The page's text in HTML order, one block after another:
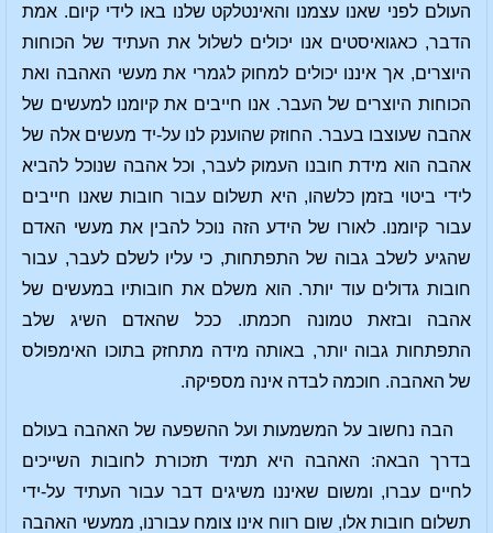
העולם לפני שאנו עצמנו והאינטלקט שלנו באו לידי קיום. אמת
הדבר, כאגואיסטים אנו יכולים לשלול את העתיד של הכוחות
היוצרים, אך איננו יכולים למחוק לגמרי את מעשי האהבה ואת
הכוחות היוצרים של העבר. אנו חייבים את קיומנו למעשים של
אהבה שעוצבו בעבר. החוזק שהוענק לנו על-יד מעשים אלה של
אהבה הוא מידת חובנו העמוק לעבר, וכל אהבה שנוכל להביא
לידי ביטוי בזמן כלשהו, היא תשלום עבור חובות שאנו חייבים
עבור קיומנו. לאורו של הידע הזה נוכל להבין את מעשי האדם
שהגיע לשלב גבוה של התפתחות, כי עליו לשלם לעבר, עבור
חובות גדולים עוד יותר. הוא משלם את חובותיו במעשים של
אהבה ובזאת טמונה חכמתו. ככל שהאדם השיג שלב
התפתחות גבוה יותר, באותה מידה מתחזק בתוכו האימפולס
של האהבה. חוכמה לבדה אינה מספיקה.
הבה נחשוב על המשמעות ועל ההשפעה של האהבה בעולם
בדרך הבאה: האהבה היא תמיד תזכורת לחובות השייכים
לחיים עברו, ומשום שאיננו משיגים דבר עבור העתיד על-ידי
תשלום חובות אלו, שום רווח אינו צומח עבורנו, ממעשי האהבה